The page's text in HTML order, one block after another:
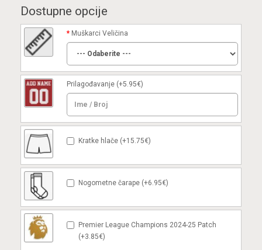
Dostupne opcije
Muškarci Veličina
Prilagođavanje (+5.95€)
Kratke hlače (+15.75€)
Nogometne čarape (+6.95€)
Premier League Champions 2024-25 Patch
(+3.85€)